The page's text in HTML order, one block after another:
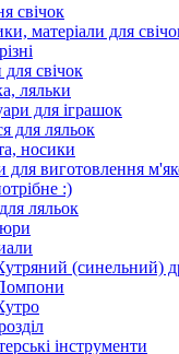
свічок
матеріали для
свічок
ляльки
для іграшок
для ляльок
носики
для виготовлення
:)
ляльок
(синельний)
інструменти